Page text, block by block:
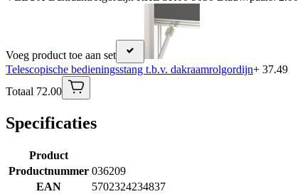
Voeg product toe aan set
Telescopische bedieningsstang t.b.v. dakraamrolgordijn+ 37.49
Totaal 72.00
Specificaties
Product
Productnummer 036209
EAN
5702324234837